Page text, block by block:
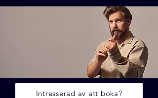
Intresserad av att boka?